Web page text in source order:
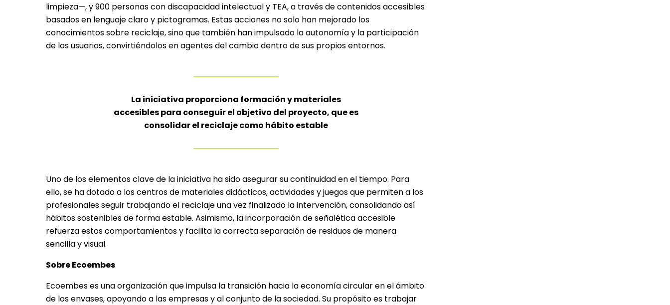
limpieza—, y 900 personas con discapacidad intelectual y TEA, a través de contenidos accesibles
basados en lenguaje claro y pictogramas. Estas acciones no solo han mejorado los
conocimientos sobre reciclaje, sino que también han impulsado la autonomía y la participación
de los usuarios, convirtiéndolos en agentes del cambio dentro de sus propios entornos.
La iniciativa proporciona formación y materiales
accesibles para conseguir el objetivo del proyecto, que es
consolidar el reciclaje como hábito estable
Uno de los elementos clave de la iniciativa ha sido asegurar su continuidad en el tiempo. Para
ello, se ha dotado a los centros de materiales didácticos, actividades y juegos que permiten a los
profesionales seguir trabajando el reciclaje una vez finalizado la intervención, consolidando así
hábitos sostenibles de forma estable. Asimismo, la incorporación de señalética accesible
refuerza estos comportamientos y facilita la correcta separación de residuos de manera
sencilla y visual.
Sobre Ecoembes
Ecoembes es una organización que impulsa la transición hacia la economía circular en el ámbito
de los envases, apoyando a las empresas y al conjunto de la sociedad. Su propósito es trabajar